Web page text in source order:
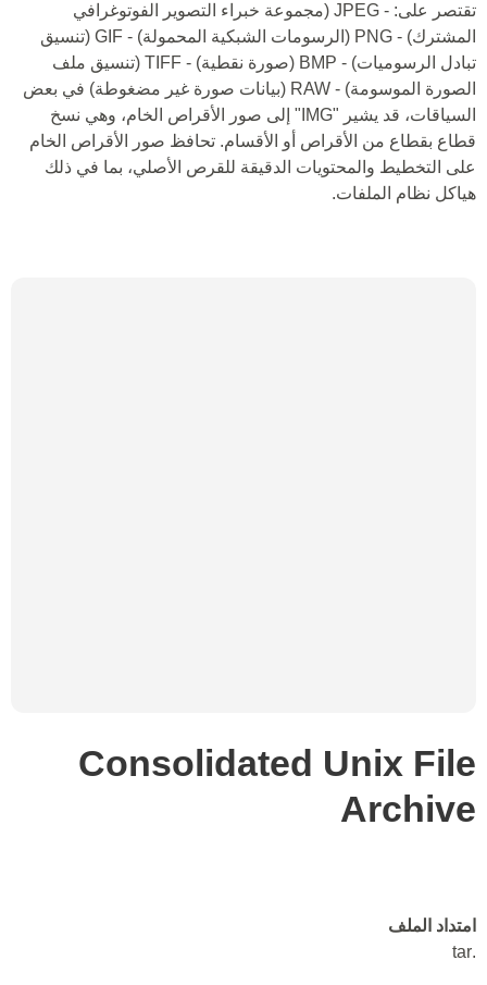
تقتصر على: - JPEG (مجموعة خبراء التصوير الفوتوغرافي
المشترك) - PNG (الرسومات الشبكية المحمولة) - GIF (تنسيق
تبادل الرسوميات) - BMP (صورة نقطية) - TIFF (تنسيق ملف
الصورة الموسومة) - RAW (بيانات صورة غير مضغوطة) في بعض
السياقات، قد يشير "IMG" إلى صور الأقراص الخام، وهي نسخ
قطاع بقطاع من الأقراص أو الأقسام. تحافظ صور الأقراص الخام
على التخطيط والمحتويات الدقيقة للقرص الأصلي، بما في ذلك
هياكل نظام الملفات.
Consolidated Unix File
Archive
امتداد الملف
.tar